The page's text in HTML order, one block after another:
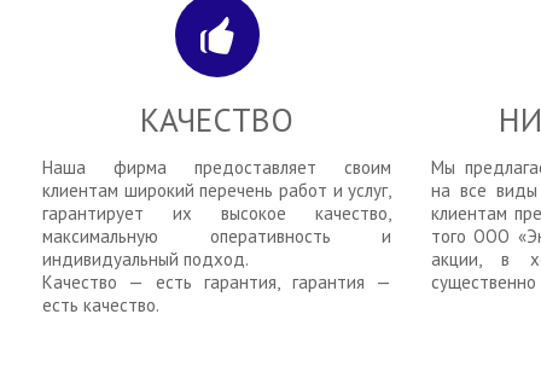
КАЧЕСТВО
Наша фирма предоставляет своим
клиентам широкий перечень работ и услуг,
гарантирует их высокое качество,
максимальную оперативность и
индивидуальный подход.
Качество — есть гарантия, гарантия —
есть качество.
Мы
на все
клиентам
того ООО
акции, в
существенно